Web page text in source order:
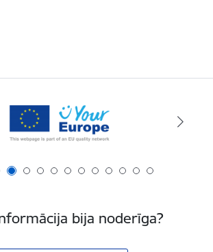
bija noderīga?